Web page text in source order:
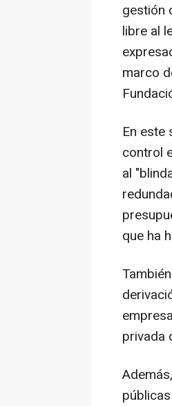
gestión
libre al
marco
En este
control
al
que ha
privada